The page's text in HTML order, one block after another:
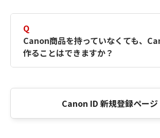
Q
Canon商品を持っていなくても、
作ることはできますか？
Canon ID 新規登録ページ